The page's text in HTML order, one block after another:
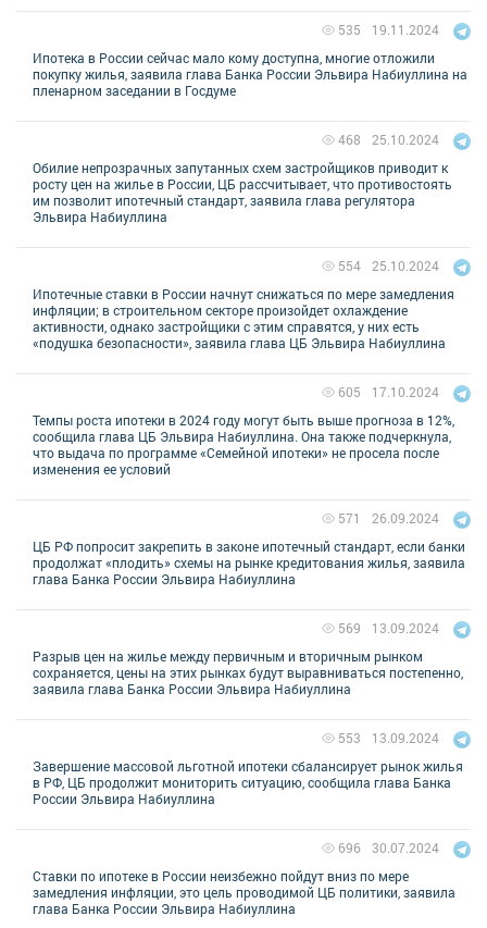
Ипотека в России сейчас мало кому доступна, многие отложили
покупку жилья, заявила глава Банка России Эльвира Набиуллина на
пленарном заседании в Госдуме
19.11.2024
535
Обилие непрозрачных запутанных схем застройщиков приводит к
росту цен на жилье в России, ЦБ рассчитывает, что противостоять
им позволит ипотечный стандарт, заявила глава регулятора
Эльвира Набиуллина
25.10.2024
468
Ипотечные ставки в России начнут снижаться по мере замедления
инфляции; в строительном секторе произойдет охлаждение
активности, однако застройщики с этим справятся, у них есть
«подушка безопасности», заявила глава ЦБ Эльвира Набиуллина
25.10.2024
554
Темпы роста ипотеки в 2024 году могут быть выше прогноза в 12%,
сообщила глава ЦБ Эльвира Набиуллина. Она также подчеркнула,
что выдача по программе «Семейной ипотеки» не просела после
изменения ее условий
17.10.2024
605
ЦБ РФ попросит закрепить в законе ипотечный стандарт, если банки
продолжат «плодить» схемы на рынке кредитования жилья, заявила
глава Банка России Эльвира Набиуллина
26.09.2024
571
Разрыв цен на жилье между первичным и вторичным рынком
сохраняется, цены на этих рынках будут выравниваться постепенно,
заявила глава Банка России Эльвира Набиуллина
13.09.2024
569
Завершение массовой льготной ипотеки сбалансирует рынок жилья
в РФ, ЦБ продолжит мониторить ситуацию, сообщила глава Банка
России Эльвира Набиуллина
13.09.2024
553
Ставки по ипотеке в России неизбежно пойдут вниз по мере
замедления инфляции, это цель проводимой ЦБ политики, заявила
глава Банка России Эльвира Набиуллина
30.07.2024
696